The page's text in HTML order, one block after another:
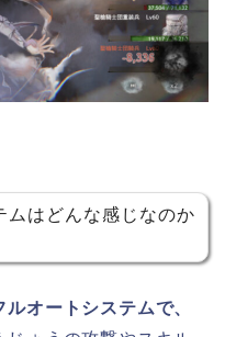
ムはどんな感じなのか
ルオートシステムで、